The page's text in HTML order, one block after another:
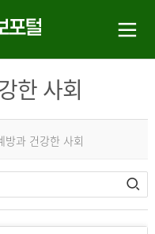
한 사회
방과 건강한 사회